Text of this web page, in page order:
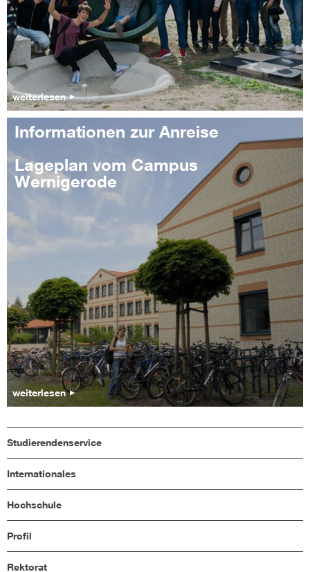
weiterlesen
Informationen zur Anreise
Lageplan vom Campus
Wernigerode
weiterlesen
Studierendenservice
Internationales
Hochschule
Profil
Rektorat